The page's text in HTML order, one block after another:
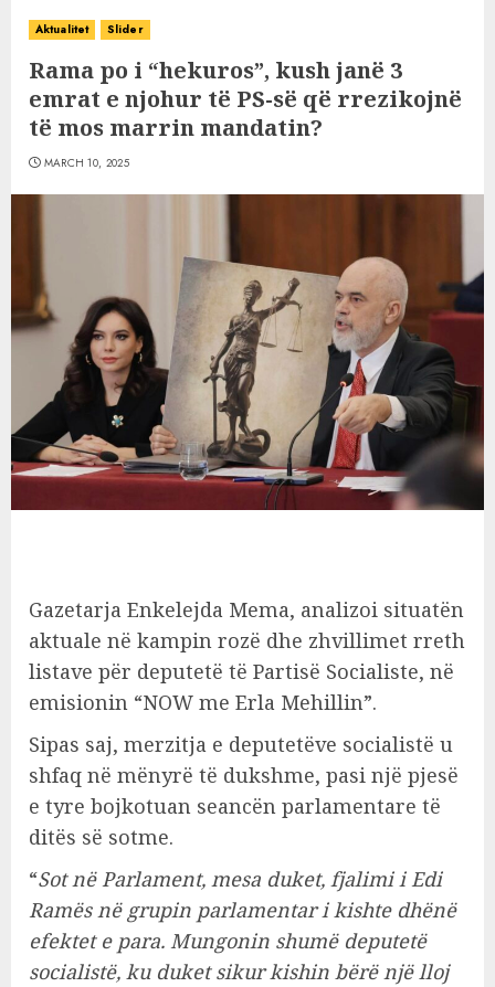
Aktualitet Slider
Rama po i “hekuros”, kush janë 3
emrat e njohur të PS-së që rrezikojnë
të mos marrin mandatin?
MARCH 10, 2025
Gazetarja Enkelejda Mema, analizoi situatën
aktuale në kampin rozë dhe zhvillimet rreth
listave për deputetë të Partisë Socialiste, në
emisionin “NOW me Erla Mehillin”.
Sipas saj, merzitja e deputetëve socialistë u
shfaq në mënyrë të dukshme, pasi një pjesë
e tyre bojkotuan seancën parlamentare të
ditës së sotme.
“Sot në Parlament, mesa duket, fjalimi i Edi
Ramës në grupin parlamentar i kishte dhënë
efektet e para. Mungonin shumë deputetë
socialistë, ku duket sikur kishin bërë një lloj